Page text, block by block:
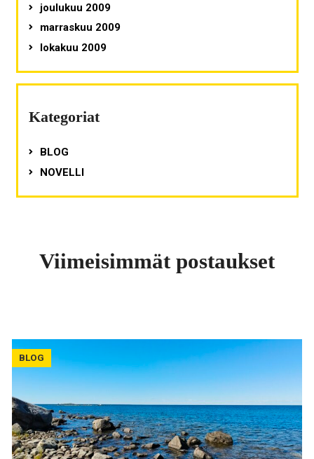
joulukuu 2009
marraskuu 2009
lokakuu 2009
Kategoriat
BLOG
NOVELLI
Viimeisimmät postaukset
BLOG